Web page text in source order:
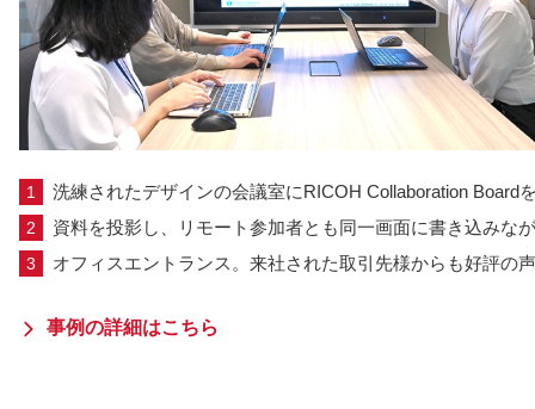
洗練されたデザインの会議室にRICOH Collaboration Board
資料を投影し、リモート参加者とも同一画面に書き込みな
オフィスエントランス。来社された取引先様からも好評の
事例の詳細はこちら